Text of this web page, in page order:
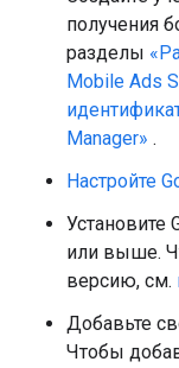
получения
разделы
Mobile Ads
Manager» .
Настройте
Установите
или выше.
версию, см.
Добавьте
Чтобы